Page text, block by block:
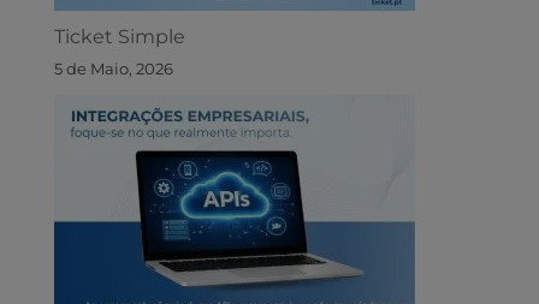
Ticket Simple
5 de Maio, 2026